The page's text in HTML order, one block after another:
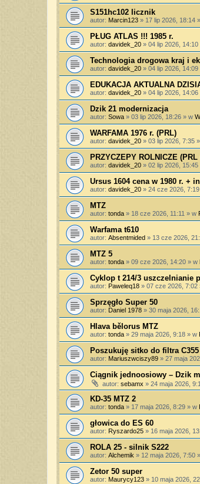
S151hc102 licznik
autor: Marcin123 » 17 lip 2026, 18:14
PŁUG ATLAS !!! 1985 r.
autor: davidek_20 » 04 lip 2026, 14:10
Technologia drogowa kraj i
autor: davidek_20 » 04 lip 2026, 14:09
EDUKACJA AKTUALNA
autor: davidek_20 » 04 lip 2026, 14:06
Dzik 21 modernizacja
autor: Sowa » 03 lip 2026, 18:26 » w
WARFAMA 1976 r. (PRL)
autor: davidek_20 » 03 lip 2026, 7:35
PRZYCZEPY ROLNICZE
autor: davidek_20 » 02 lip 2026, 15:45
Ursus 1604 cena w 1980 r. +
autor: davidek_20 » 24 cze 2026, 7:19
MTZ
autor: tonda » 18 cze 2026, 11:11 » w
Warfama t610
autor: Absentmided » 13 cze 2026,
MTZ 5
autor: tonda » 09 cze 2026, 14:20 » w
Cyklop t 214/3 uszczelnianie
autor: Paweleq18 » 07 cze 2026, 7:02
Sprzęgło Super 50
autor: Daniel 1978 » 30 maja 2026,
Hlava bělorus MTZ
autor: tonda » 29 maja 2026, 9:18 » w
Poszukuję sitko do filtra C355
autor: Mariuszwciszy89 » 27 maja
Ciągnik jednoosiowy – Dzik
autor: sebamx » 24 maja 2026,
KD-35 MTZ 2
autor: tonda » 17 maja 2026, 8:29 » w
głowica do ES 60
autor: Ryszardo25 » 16 maja 2026,
ROLA 25 - silnik S222
autor: Alchemik » 12 maja 2026, 7:50
Zetor 50 super
autor: Maurycy123 » 10 maja 2026,